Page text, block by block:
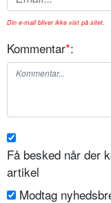
Din e-mail bliver ikke vist på sitet.
Kommentar*:
Få besked når der
artikel
Modtag